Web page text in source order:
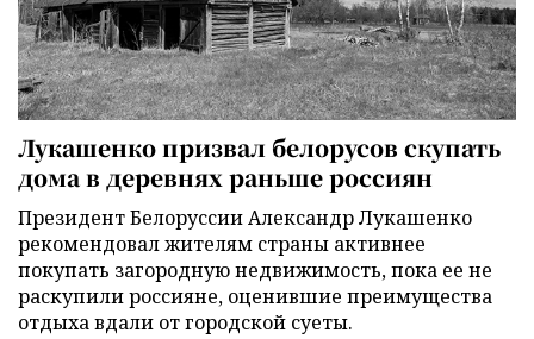
Лукашенко призвал белорусов скупать
дома в деревнях раньше россиян
Президент Белоруссии Александр Лукашенко
рекомендовал жителям страны активнее
покупать загородную недвижимость, пока ее не
раскупили россияне, оценившие преимущества
отдыха вдали от городской суеты.